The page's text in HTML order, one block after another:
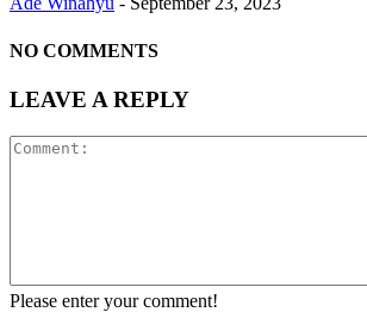
NO COMMENTS
LEAVE A REPLY
Please enter your comment!